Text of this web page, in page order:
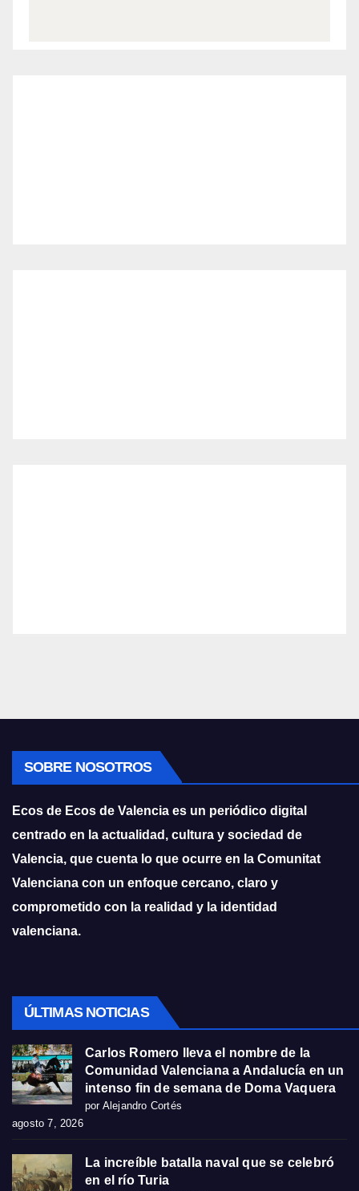
SOBRE NOSOTROS
Ecos de Ecos de Valencia es un periódico digital
centrado en la actualidad, cultura y sociedad de
Valencia, que cuenta lo que ocurre en la Comunitat
Valenciana con un enfoque cercano, claro y
comprometido con la realidad y la identidad
valenciana.
ÚLTIMAS NOTICIAS
Carlos Romero lleva el nombre de la
Comunidad Valenciana a Andalucía en un
intenso fin de semana de Doma Vaquera
por Alejandro Cortés
agosto 7, 2026
La increíble batalla naval que se celebró
en el río Turia